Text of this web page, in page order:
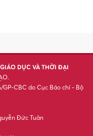
DỤC VÀ THỜI ĐẠI
CBC do Cục Báo chí - Bộ
Đức Tuân